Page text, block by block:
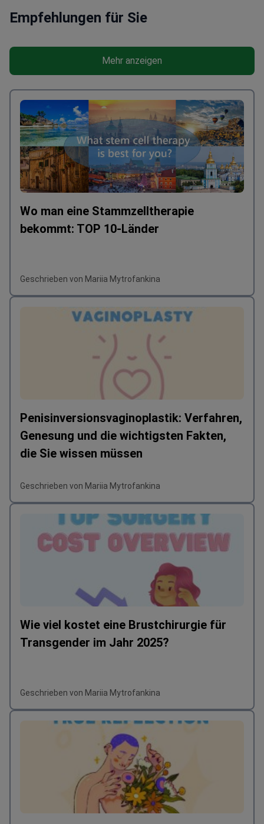
Empfehlungen für Sie
Mehr anzeigen
Wo man eine Stammzelltherapie
bekommt: TOP 10-Länder
Geschrieben von Mariia Mytrofankina
Penisinversionsvaginoplastik: Verfahren,
Genesung und die wichtigsten Fakten,
die Sie wissen müssen
Geschrieben von Mariia Mytrofankina
Wie viel kostet eine Brustchirurgie für
Transgender im Jahr 2025?
Geschrieben von Mariia Mytrofankina